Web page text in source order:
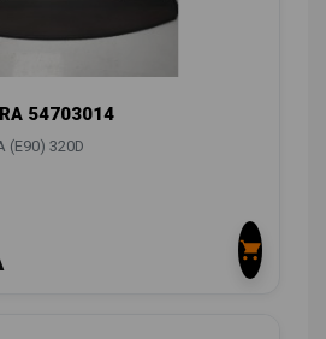
54703014
(E90) 320D